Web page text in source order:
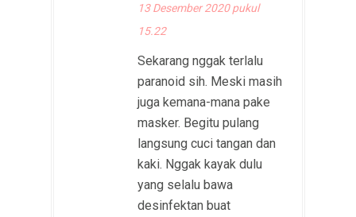
13 Desember 2020 pukul
15.22
Sekarang nggak terlalu
paranoid sih. Meski masih
juga kemana-mana pake
masker. Begitu pulang
langsung cuci tangan dan
kaki. Nggak kayak dulu
yang selalu bawa
desinfektan buat